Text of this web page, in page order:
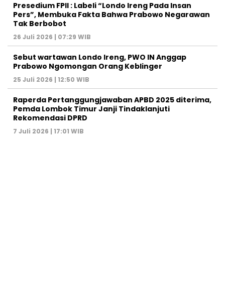
Presedium FPII : Labeli “Londo Ireng Pada Insan
Pers”, Membuka Fakta Bahwa Prabowo Negarawan
Tak Berbobot
26 Juli 2026 | 07:29 WIB
Sebut wartawan Londo Ireng, PWO IN Anggap
Prabowo Ngomongan Orang Keblinger
25 Juli 2026 | 12:50 WIB
Raperda Pertanggungjawaban APBD 2025 diterima,
Pemda Lombok Timur Janji Tindaklanjuti
Rekomendasi DPRD
7 Juli 2026 | 17:01 WIB